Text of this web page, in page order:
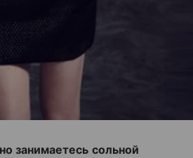
занимаетесь сольной